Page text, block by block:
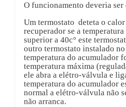
O funcionamento deveria ser
Um termostato deteta o
recuperador se a
superior a 40c° este
outro termostato instalado
temperatura do acumulador
temperatura máxima
ele abra a elétro-válvula e
temperatura do acumulador
normal a elétro-válvula não
não arranca.